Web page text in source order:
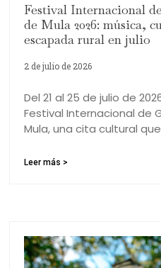
Festival Internacional
de Mula 2026: música,
escapada rural en julio
2 de julio de 2026
Del 21 al 25 de julio de
Festival Internacional de
Mula, una cita cultural
Leer más >